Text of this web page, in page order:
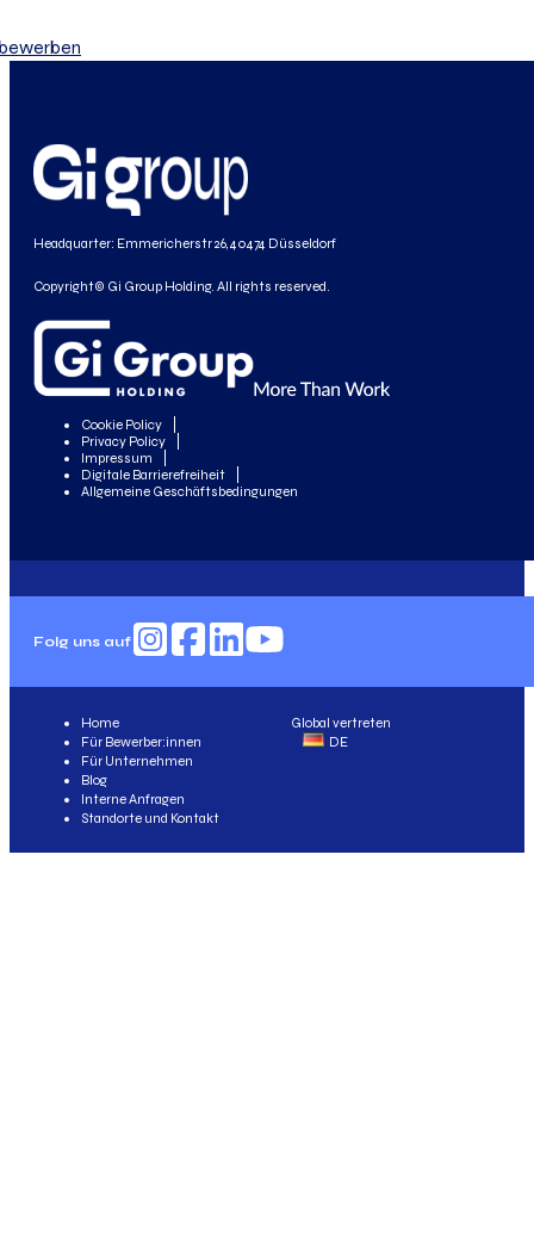
Headquarter: Emmericherstr 26, 40474 Düsseldorf
Copyright© Gi Group Holding. All rights reserved.
Cookie Policy
Privacy Policy
Impressum
Digitale Barrierefreiheit
Allgemeine Geschäftsbedingungen
Folg uns auf
Global vertreten
DE
Home
Für Bewerber:innen
Für Unternehmen
Blog
Interne Anfragen
Standorte und Kontakt